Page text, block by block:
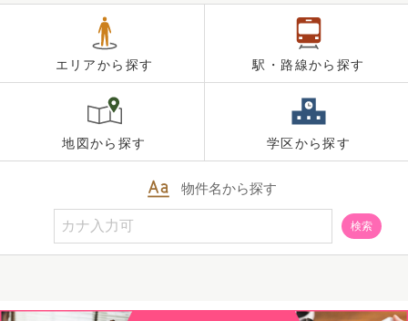
エリアから探す 駅・路線から探す
地図から探す 学区から探す
物件名から探す
検索